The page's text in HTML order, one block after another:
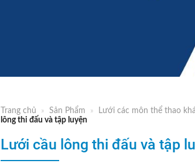
Trang chủ » Sản Phẩm » Lưới các môn thể thao
lông thi đấu và tập luyện
Lưới cầu lông thi đấu và tập